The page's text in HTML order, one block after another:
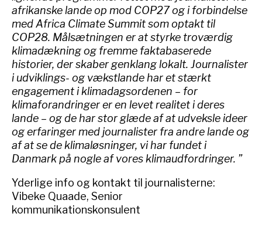
afrikanske lande op mod COP27 og i forbindelse
med Africa Climate Summit som optakt til
COP28. Målsætningen er at styrke troværdig
klimadækning og fremme faktabaserede
historier, der skaber genklang lokalt. Journalister
i udviklings- og vækstlande har et stærkt
engagement i klimadagsordenen – for
klimaforandringer er en levet realitet i deres
lande – og de har stor glæde af at udveksle ideer
og erfaringer med journalister fra andre lande og
af at se de klimaløsninger, vi har fundet i
Danmark på nogle af vores klimaudfordringer. ”
Yderlige info og kontakt til journalisterne:
Vibeke Quaade, Senior
kommunikationskonsulent